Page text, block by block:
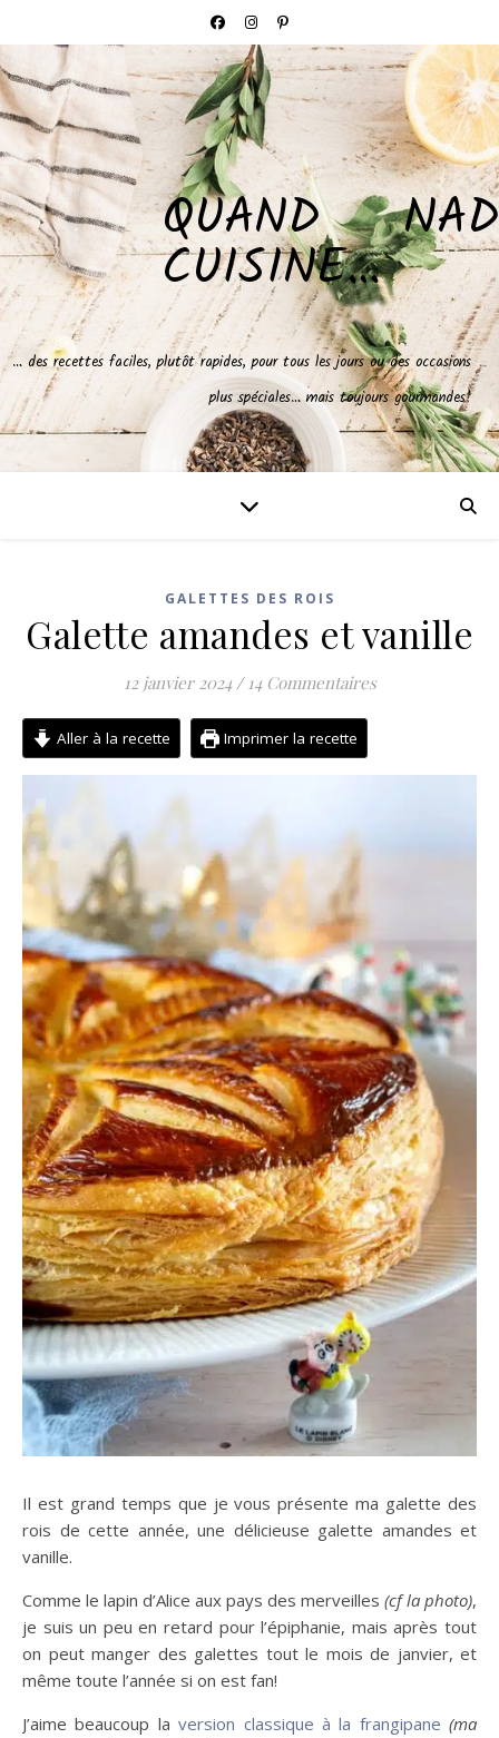
QUAND NAD
CUISINE…
… des recettes faciles, plutôt rapides, pour tous les jours ou des occasions
plus spéciales… mais toujours gourmandes!
GALETTES DES ROIS
Galette amandes et vanille
12 janvier 2024 / 14 Commentaires
Aller à la recette Imprimer la recette
Il est grand temps que je vous présente ma galette des
rois de cette année, une délicieuse galette amandes et
vanille.
Comme le lapin d’Alice aux pays des merveilles (cf la photo),
je suis un peu en retard pour l’épiphanie, mais après tout
on peut manger des galettes tout le mois de janvier, et
même toute l’année si on est fan!
J’aime beaucoup laversion classique à la frangipane (ma